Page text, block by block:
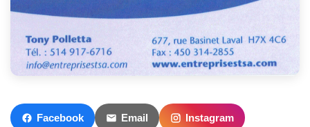
Facebook Email Instagram